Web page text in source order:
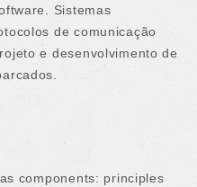
Sistemas
de comunicação
e desenvolvimento de
components: principles